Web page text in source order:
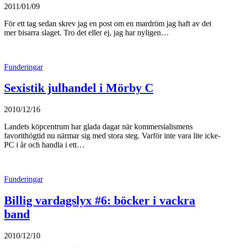
2011/01/09
För ett tag sedan skrev jag en post om en mardröm jag haft av det
mer bisarra slaget. Tro det eller ej, jag har nyligen…
Funderingar
Sexistik julhandel i Mörby C
2010/12/16
Landets köpcentrum har glada dagar när kommersialismens
favorithögtid nu närmar sig med stora steg. Varför inte vara lite icke-
PC i år och handla i ett…
Funderingar
Billig vardagslyx #6: böcker i vackra
band
2010/12/10